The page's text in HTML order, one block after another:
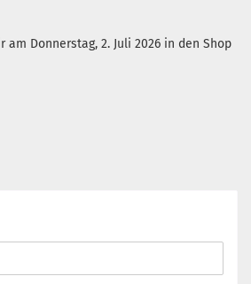
am Donnerstag, 2. Juli 2026 in den Shop